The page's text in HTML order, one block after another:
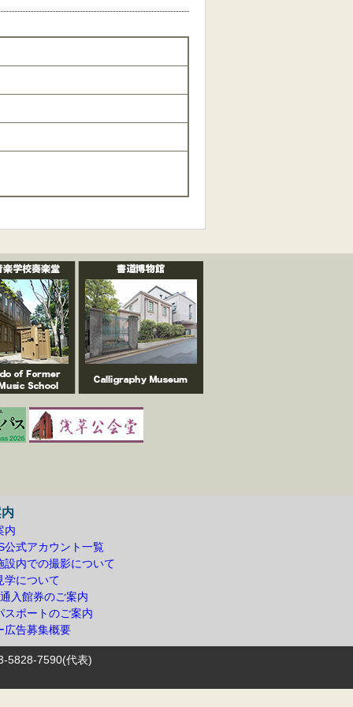
内
公式アカウント一覧
設内での撮影について
学について
入館券のご案内
スポートのご案内
広告募集概要
7590(代表)